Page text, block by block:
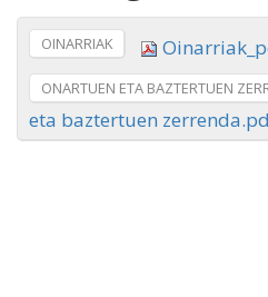
OINARRIAK
ONARTUEN ETA BAZTERTUEN
eta baztertuen